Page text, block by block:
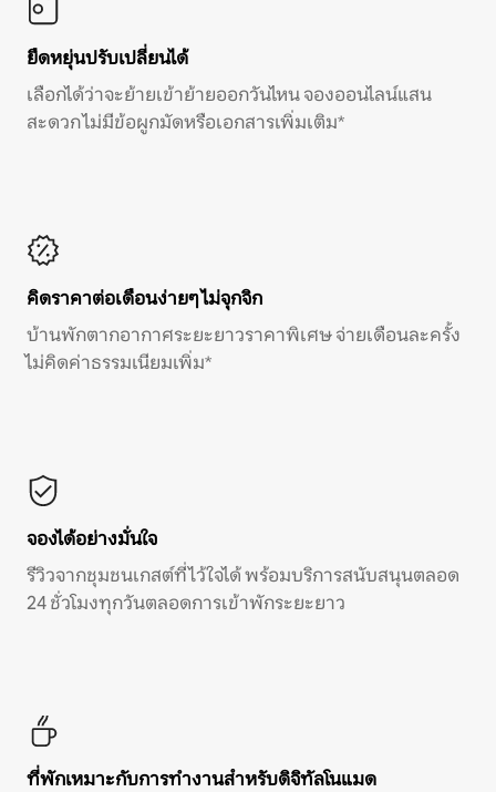
ยืดหยุ่นปรับเปลี่ยนได้
เลือกได้ว่าจะย้ายเข้าย้ายออกวันไหน จองออนไลน์แสน
สะดวก ไม่มีข้อผูกมัดหรือเอกสารเพิ่มเติม*
คิดราคาต่อเดือนง่ายๆ ไม่จุกจิก
บ้านพักตากอากาศระยะยาวราคาพิเศษ จ่ายเดือนละครั้ง
ไม่คิดค่าธรรมเนียมเพิ่ม*
จองได้อย่างมั่นใจ
รีวิวจากชุมชนเกสต์ที่ไว้ใจได้ พร้อมบริการสนับสนุนตลอด
24 ชั่วโมงทุกวันตลอดการเข้าพักระยะยาว
ที่พักเหมาะกับการทำงานสำหรับดิจิทัลโนแมด